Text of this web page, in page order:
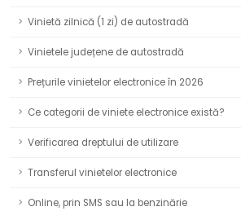
Vinietă zilnică (1 zi) de autostradă
Vinietele județene de autostradă
Prețurile vinietelor electronice în 2026
Ce categorii de viniete electronice există?
Verificarea dreptului de utilizare
Transferul vinietelor electronice
Online, prin SMS sau la benzinărie